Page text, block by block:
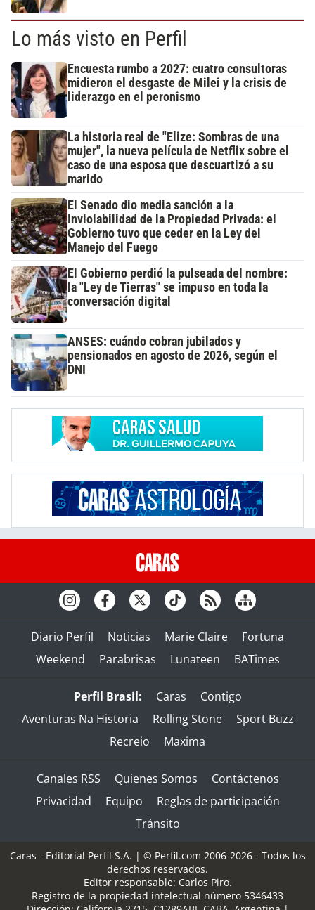
Lo más visto en Perfil
Encuesta rumbo a 2027: cuatro consultoras
midieron el desgaste de Milei y la crisis de
liderazgo en el peronismo
La historia real de "Elize: Sombras de una
mujer", la nueva película de Netflix sobre el
caso de una esposa que descuartizó a su
marido
El Senado dio media sanción a la
Inviolabilidad de la Propiedad Privada: el
Gobierno tuvo que ceder en la Ley del
Manejo del Fuego
El Gobierno perdió la pulseada del nombre:
la "Ley de Tierras" se impuso en toda la
conversación digital
ANSES: cuándo cobran jubilados y
pensionados en agosto de 2026, según el
DNI
Diario Perfil Noticias Marie Claire
Fortuna
Weekend
Parabrisas Lunateen BATimes
Perfil Brasil: Caras
Contigo
Aventuras Na Historia
Rolling Stone
Sport Buzz
Recreio
Maxima
Canales RSS Quienes Somos
Contáctenos
Privacidad
Equipo
Reglas de participación
Tránsito
Caras - Editorial Perfil S.A. | © Perfil.com 2006-2026 - Todos los
derechos reservados.
Editor responsable: Carlos Piro.
Registro de la propiedad intelectual número 5346433